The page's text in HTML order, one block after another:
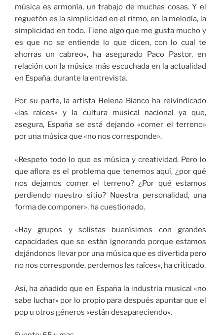
música es armonía, un trabajo de muchas cosas. Y el
reguetón es la simplicidad en el ritmo, en la melodía, la
simplicidad en todo. Tiene algo que me gusta mucho y
es que no se entiende lo que dicen, con lo cual te
ahorras un cabreo», ha asegurado Paco Pastor, en
relación con la música más escuchada en la actualidad
en España, durante la entrevista.
Por su parte, la artista Helena Bianco ha reivindicado
«las raíces» y la cultura musical nacional ya que,
asegura, España se está dejando «comer el terreno»
por una música que «no nos corresponde».
«Respeto todo lo que es música y creatividad. Pero lo
que aflora es el problema que tenemos aquí, ¿por qué
nos dejamos comer el terreno? ¿Por qué estamos
perdiendo nuestro sitio? Nuestra personalidad, una
forma de componer», ha cuestionado.
«Hay grupos y solistas buenísimos con grandes
capacidades que se están ignorando porque estamos
dejándonos llevar por una música que es divertida pero
no nos corresponde, perdemos las raíces», ha criticado.
Así, ha añadido que en España la industria musical «no
sabe luchar» por lo propio para después apuntar que el
pop u otros géneros «están desapareciendo».